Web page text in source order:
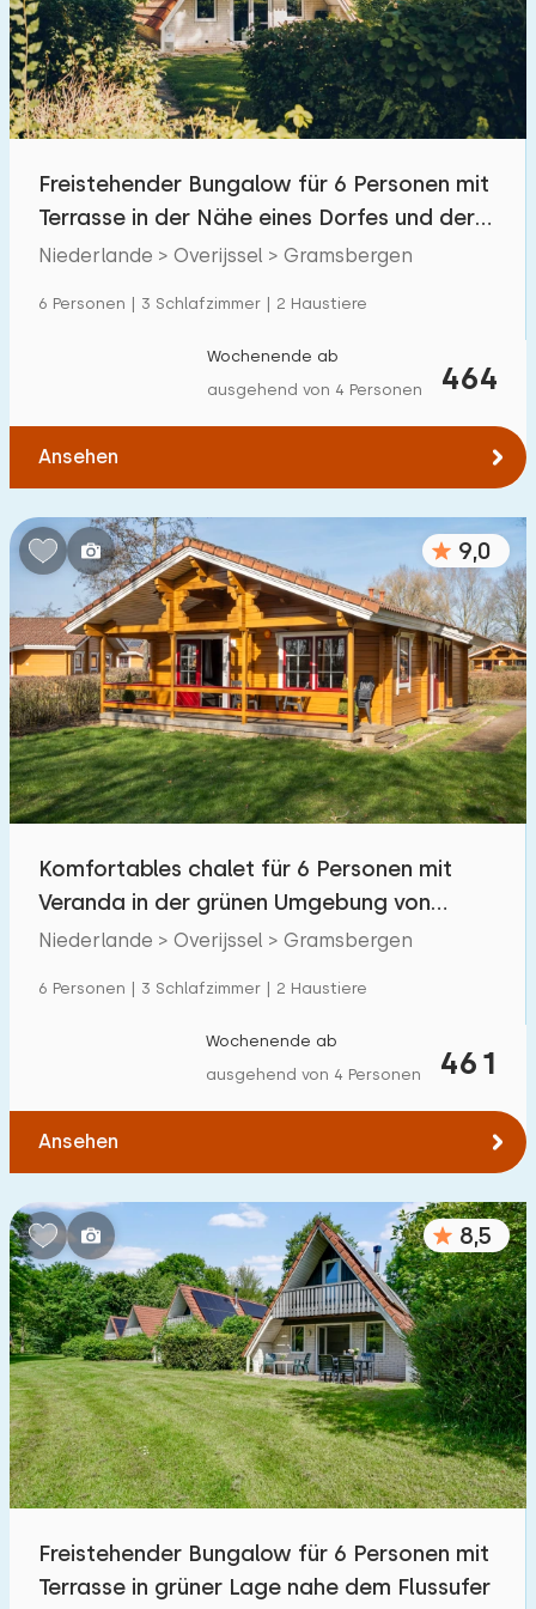
Schwimmbad 28
Eingezäunter Garten
Haustierfrei
Ladestation Auto
€ 0 — € 1000+
Schlafzimmern:
2 3 4 5
Badezimmer:
1 2 3 4 5
Entfernungen
Von Gramsbergen (max. km):
Zum Meer(max. km):
10 20
1 2
Zum Wasser (max. km):
1 2 5 10 20
Zu öffentlichen Verkehrsmitteln (max. km):
0,2 0,5 1 2 5
Unterkunft
Im Ferienpark
Freistehender Bungalow für 6 Personen mit
Terrasse in der Nähe eines Dorfes und der
Natur
Niederlande > Overijssel > Gramsbergen
6 Personen | 3 Schlafzimmer | 2 Haustiere
464
Wochenende ab
ausgehend von 4 Personen
Ansehen
9,0
Komfortables chalet für 6 Personen mit
Veranda in der grünen Umgebung von
Vechtdal
Niederlande > Overijssel > Gramsbergen
6 Personen | 3 Schlafzimmer | 2 Haustiere
461
Wochenende ab
ausgehend von 4 Personen
Ansehen
8,5
Freistehender Bungalow für 6 Personen mit
Terrasse in grüner Lage nahe dem Flussufer